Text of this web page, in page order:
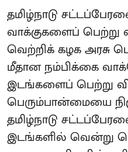
தமிழ்நாடு
வாக்குகளைப் பெற்று
வெற்றிக் கழக அரசு
மீதான நம்பிக்கை
இடங்களைப் பெற்று
பெரும்பான்மையை
தமிழ்நாடு
இடங்களில் வென்று